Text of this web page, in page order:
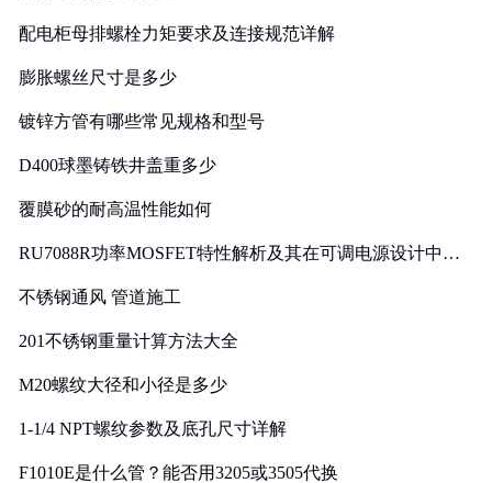
配电柜母排螺栓力矩要求及连接规范详解
膨胀螺丝尺寸是多少
镀锌方管有哪些常见规格和型号
D400球墨铸铁井盖重多少
覆膜砂的耐高温性能如何
RU7088R功率MOSFET特性解析及其在可调电源设计中的
不锈钢通风 管道施工
201不锈钢重量计算方法大全
M20螺纹大径和小径是多少
1-1/4 NPT螺纹参数及底孔尺寸详解
F1010E是什么管？能否用3205或3505代换